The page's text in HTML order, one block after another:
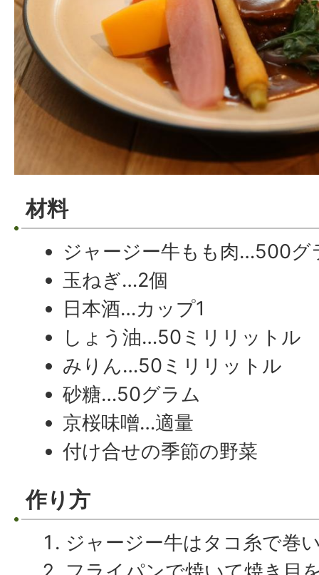
材料
ジャージー牛もも肉…500グ
玉ねぎ…2個
日本酒…カップ1
しょう油…50ミリリットル
みりん…50ミリリットル
砂糖…50グラム
京桜味噌…適量
付け合せの季節の野菜
作り方
ジャージー牛はタコ糸で巻